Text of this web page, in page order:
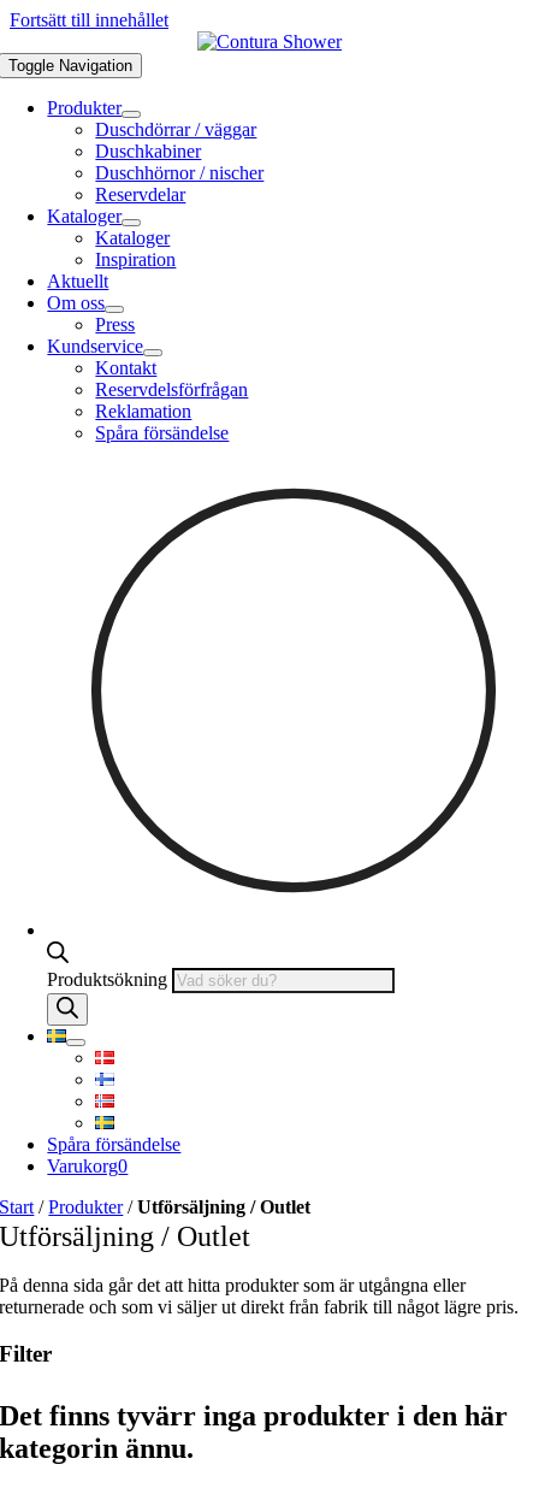
Fortsätt till innehållet
Toggle Navigation
Produkter
Duschdörrar / väggar
Duschkabiner
Duschhörnor / nischer
Reservdelar
Kataloger
Kataloger
Inspiration
Aktuellt
Om oss
Press
Kundservice
Kontakt
Reservdelsförfrågan
Reklamation
Spåra försändelse
Produktsökning
Spåra försändelse
Varukorg0
Start /Produkter/Utförsäljning / Outlet
Utförsäljning / Outlet
På denna sida går det att hitta produkter som är utgångna eller
returnerade och som vi säljer ut direkt från fabrik till något lägre pris.
Filter
Det finns tyvärr inga produkter i den här
kategorin ännu.